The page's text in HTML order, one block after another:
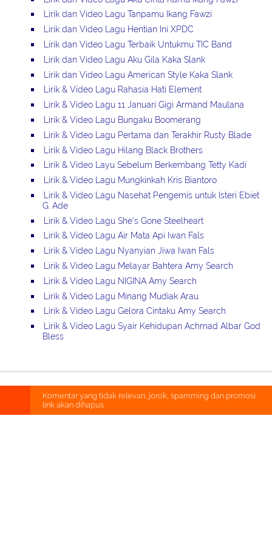
Lirik dan Video Lagu Tanpamu Ikang Fawzi
Lirik dan Video Lagu Hentian Ini XPDC
Lirik dan Video Lagu Terbaik Untukmu TIC Band
Lirik dan Video Lagu Aku Gila Kaka Slank
Lirik dan Video Lagu American Style Kaka Slank
Lirik & Video Lagu Rahasia Hati Element
Lirik & Video Lagu 11 Januari Gigi Armand Maulana
Lirik & Video Lagu Bungaku Boomerang
Lirik & Video Lagu Pertama dan Terakhir Rusty Blade
Lirik & Video Lagu Hilang Black Brothers
Lirik & Video Layu Sebelum Berkembang Tetty Kadi
Lirik & Video Lagu Mungkinkah Kris Biantoro
Lirik & Video Lagu Nasehat Pengemis untuk Isteri Ebiet
G. Ade
Lirik & Video Lagu She's Gone Steelheart
Lirik & Video Lagu Air Mata Api Iwan Fals
Lirik & Video Lagu Nyanyian Jiwa Iwan Fals
Lirik & Video Lagu Melayar Bahtera Amy Search
Lirik & Video Lagu NIGINA Amy Search
Lirik & Video Lagu Minang Mudiak Arau
Lirik & Video Lagu Gelora Cintaku Amy Search
Lirik & Video Lagu Syair Kehidupan Achmad Albar God
Bless
Komentar yang tidak relevan, jorok, spamming dan promosi
link akan dihapus